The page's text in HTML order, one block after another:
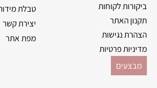
ביקורות לקוחות
תקנון האתר
הצהרת נגישות
מדיניות פרטיות
מבצעים
טבלת
יצירת קשר
מפת אתר